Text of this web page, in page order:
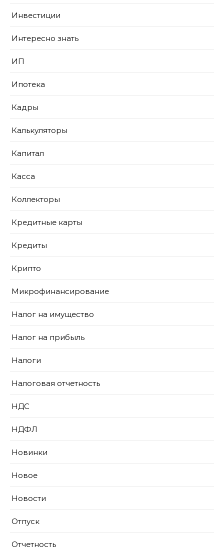
Инвестиции
Интересно знать
ИП
Ипотека
Кадры
Калькуляторы
Капитал
Касса
Коллекторы
Кредитные карты
Кредиты
Крипто
Микрофинансирование
Налог на имущество
Налог на прибыль
Налоги
Налоговая отчетность
НДС
НДФЛ
Новинки
Новое
Новости
Отпуск
Отчетность